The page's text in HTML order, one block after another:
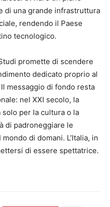
di una grande infrastruttura
rendendo il Paese
tecnologico.
promette di scendere
dedicato proprio al
messaggio di fondo resta
nel XXI secolo, la
solo per la cultura o la
di padroneggiare le
di domani. L’Italia, in
di essere spettatrice.